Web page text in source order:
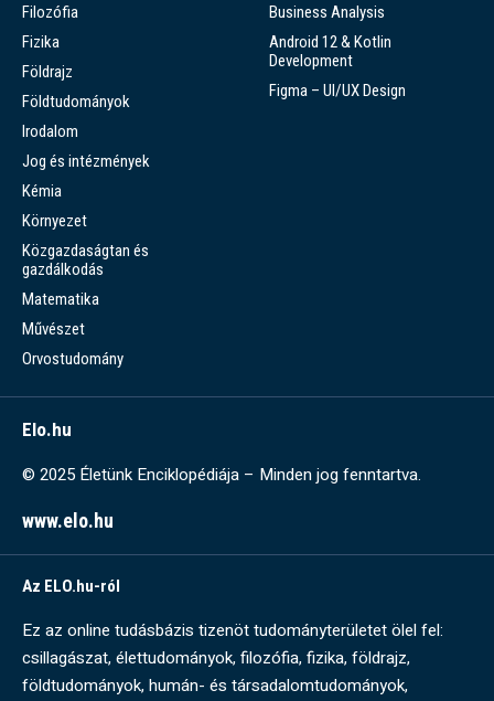
Filozófia
Fizika
Földrajz
Földtudományok
Irodalom
Jog és intézmények
Kémia
Környezet
Közgazdaságtan és
gazdálkodás
Matematika
Művészet
Orvostudomány
Business Analysis
Android 12 & Kotlin
Development
Figma – UI/UX Design
Elo.hu
© 2025 Életünk Enciklopédiája – Minden jog fenntartva.
www.elo.hu
Az ELO.hu-ról
Ez az online tudásbázis tizenöt tudományterületet ölel fel:
csillagászat, élettudományok, filozófia, fizika, földrajz,
földtudományok, humán- és társadalomtudományok,